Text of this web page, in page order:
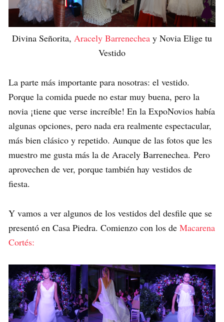
Divina Señorita, Aracely Barrenechea y Novia Elige tu
Vestido
La parte más importante para nosotras: el vestido.
Porque la comida puede no estar muy buena, pero la
novia ¡tiene que verse increíble! En la ExpoNovios había
algunas opciones, pero nada era realmente espectacular,
más bien clásico y repetido. Aunque de las fotos que les
muestro me gusta más la de Aracely Barrenechea. Pero
aprovechen de ver, porque también hay vestidos de
fiesta.
Y vamos a ver algunos de los vestidos del desfile que se
presentó en Casa Piedra. Comienzo con los de Macarena
Cortés: